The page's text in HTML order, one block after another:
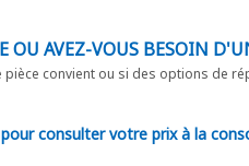
OU AVEZ-VOUS BESOIN
convient ou si des options de
consulter votre prix à la